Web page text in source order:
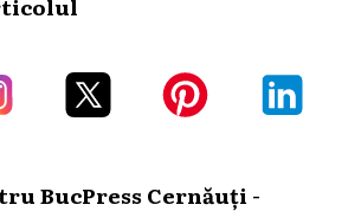
BucPress Cernăuți -